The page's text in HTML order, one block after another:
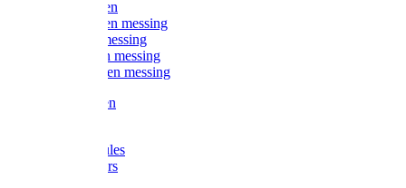
Kogelkranen
Koppelingen messing
Sproeiers messing
Tuinspuiten messing
Slangstukken messing
Handspuiten
Kunststoftules
Regenmeters